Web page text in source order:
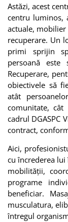
Astăzi, acest
centru luminos,
actuale,
recuperare. Un
primi sprijin
persoană este
Recuperare,
obiectivele să
atât
comunitate,
cadrul DGASPC
contract,
Aici,
cu încrederea lui
mobilității,
programe
beneficiar.
musculatura,
întregul